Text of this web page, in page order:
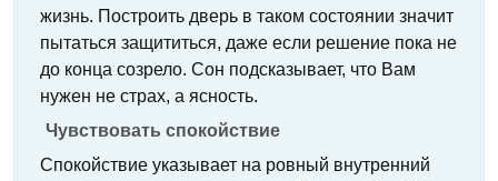
жизнь. Построить дверь в таком состоянии значит
пытаться защититься, даже если решение пока не
до конца созрело. Сон подсказывает, что Вам
нужен не страх, а ясность.
Чувствовать спокойствие
Спокойствие указывает на ровный внутренний